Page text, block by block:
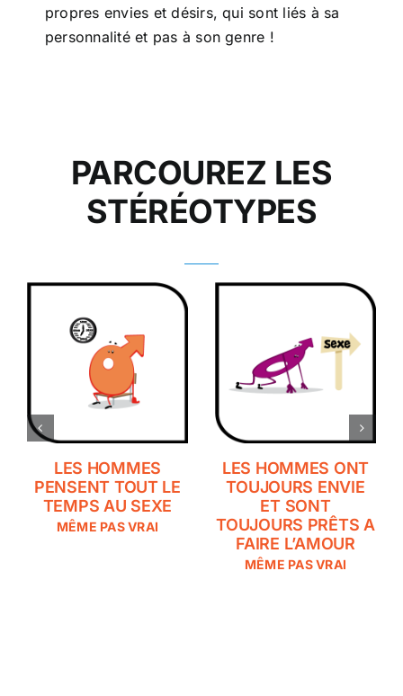
propres envies et désirs, qui sont liés à sa
personnalité et pas à son genre !
PARCOUREZ LES
STÉRÉOTYPES
LES HOMMES
PENSENT TOUT LE
TEMPS AU SEXE
MÊME PAS VRAI
LES HOMMES ONT
TOUJOURS ENVIE
ET SONT
TOUJOURS PRÊTS A
FAIRE L’AMOUR
MÊME PAS VRAI